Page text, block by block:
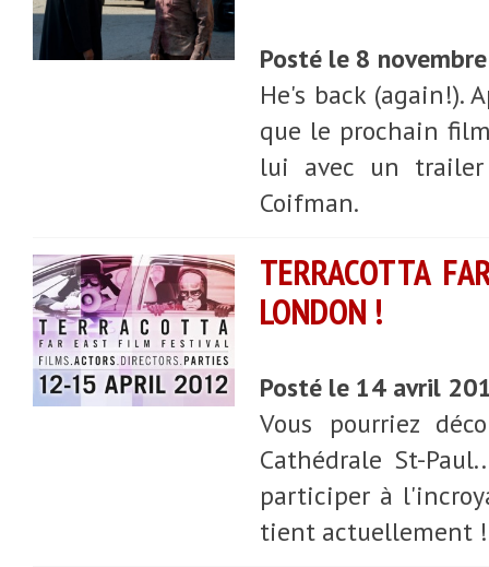
Posté le 8
He's back (again!).
que le prochain
lui avec un
Coifman.
TERRACOTTA
LONDON !
Posté le 14 avril
Vous pourriez
Cathédrale St-
participer à
tient actuellement !